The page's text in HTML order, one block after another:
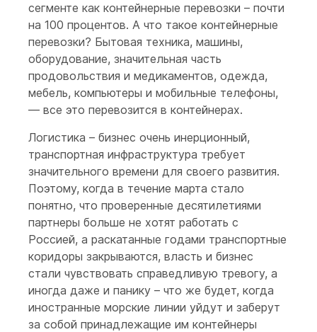
сегменте как контейнерные перевозки – почти
на 100 процентов. А что такое контейнерные
перевозки? Бытовая техника, машины,
оборудование, значительная часть
продовольствия и медикаментов, одежда,
мебель, компьютеры и мобильные телефоны,
— все это перевозится в контейнерах.
Логистика – бизнес очень инерционный,
транспортная инфраструктура требует
значительного времени для своего развития.
Поэтому, когда в течение марта стало
понятно, что проверенные десятилетиями
партнеры больше не хотят работать с
Россией, а раскатанные годами транспортные
коридоры закрываются, власть и бизнес
стали чувствовать справедливую тревогу, а
иногда даже и панику – что же будет, когда
иностранные морские линии уйдут и заберут
за собой принадлежащие им контейнеры